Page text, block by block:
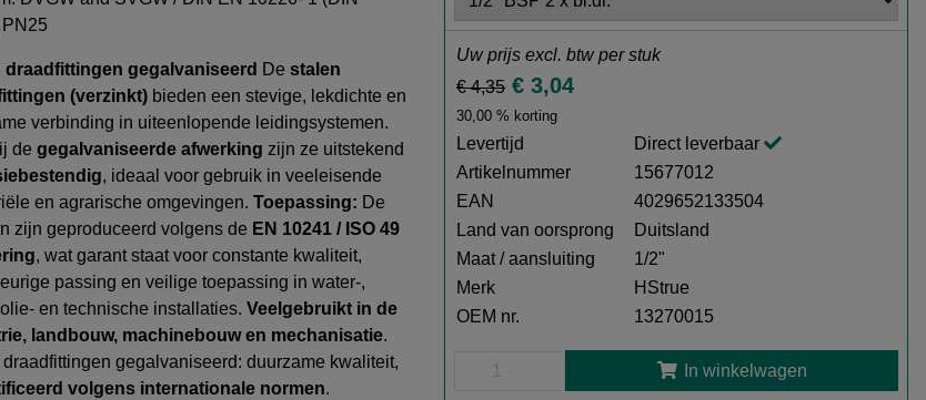
Uw prijs excl. btw perstuk
€ 4,35€ 3,04
30,00 % korting
Levertijd
Direct leverbaar
Artikelnummer
15677012
EAN
4029652133504
Land van oorsprong
Duitsland
Maat / aansluiting
1/2"
Merk
HStrue
OEM nr.
13270015
In winkelwagen
draadfittingen gegalvaniseerd Destalen
(verzinkt) bieden een stevige, lekdichte en
verbinding in uiteenlopende leidingsystemen.
degegalvaniseerde afwerking zijn ze uitstekend
, ideaal voor gebruik in veeleisende
en agrarische omgevingen.Toepassing: De
zijn geproduceerd volgens de EN 10241 / ISO 49
, wat garant staat voor constante kwaliteit,
passing en veilige toepassing in water-,
olie- en technische installaties.Veelgebruikt in de
landbouw, machinebouw en mechanisatie.
gegalvaniseerd: duurzame kwaliteit,
volgens internationale normen.